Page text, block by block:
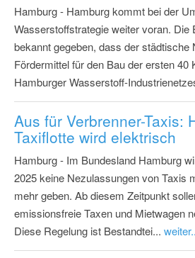
Hamburg - Hamburg kommt bei der
Wasserstoffstrategie weiter voran.
bekannt gegeben, dass der städtische
Fördermittel für den Bau der ersten 40
Hamburger Wasserstoff-
Aus für Verbrenner-Taxis:
Taxiflotte wird elektrisch
Hamburg - Im Bundesland Hamburg
2025 keine Nezulassungen von Taxis
mehr geben. Ab diesem Zeitpunkt
emissionsfreie Taxen und Mietwagen
Diese Regelung ist Bestandtei...